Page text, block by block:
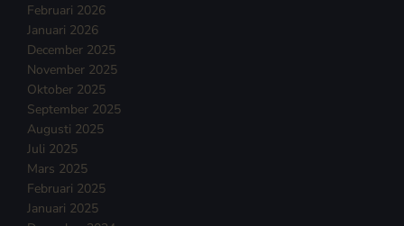
Februari 2026
Januari 2026
December 2025
November 2025
Oktober 2025
September 2025
Augusti 2025
Juli 2025
Mars 2025
Februari 2025
Januari 2025